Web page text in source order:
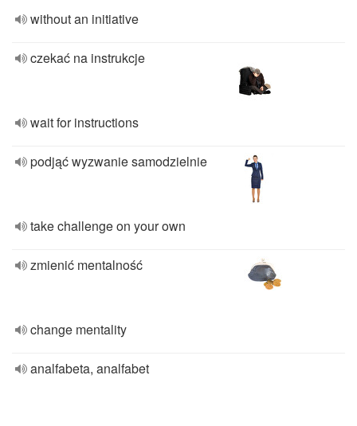
without an initiative
czekać na instrukcje
wait for instructions
podjąć wyzwanie samodzielnie
take challenge on your own
zmienić mentalność
change mentality
analfabeta, analfabet